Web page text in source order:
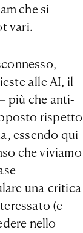
che si
vari.
alle AI, il
più che anti-
rispetto
essendo qui
che viviamo
una critica
(e
nello